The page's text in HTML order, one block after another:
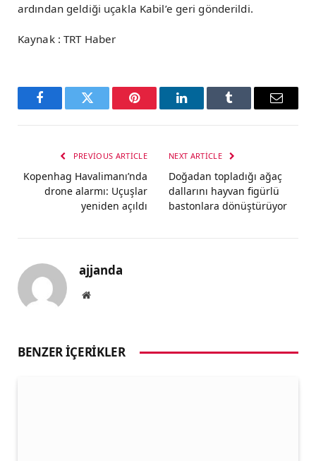
ardından geldiği uçakla Kabil’e geri gönderildi.
Kaynak : TRT Haber
FacebookTwitter Pinterest LinkedInTumblr Email
PREVIOUS ARTICLE
Kopenhag Havalimanı’nda
drone alarmı: Uçuşlar
yeniden açıldı
NEXT ARTICLE
Doğadan topladığı ağaç
dallarını hayvan figürlü
bastonlara dönüştürüyor
ajjanda
Website
BENZER İÇERIKLER